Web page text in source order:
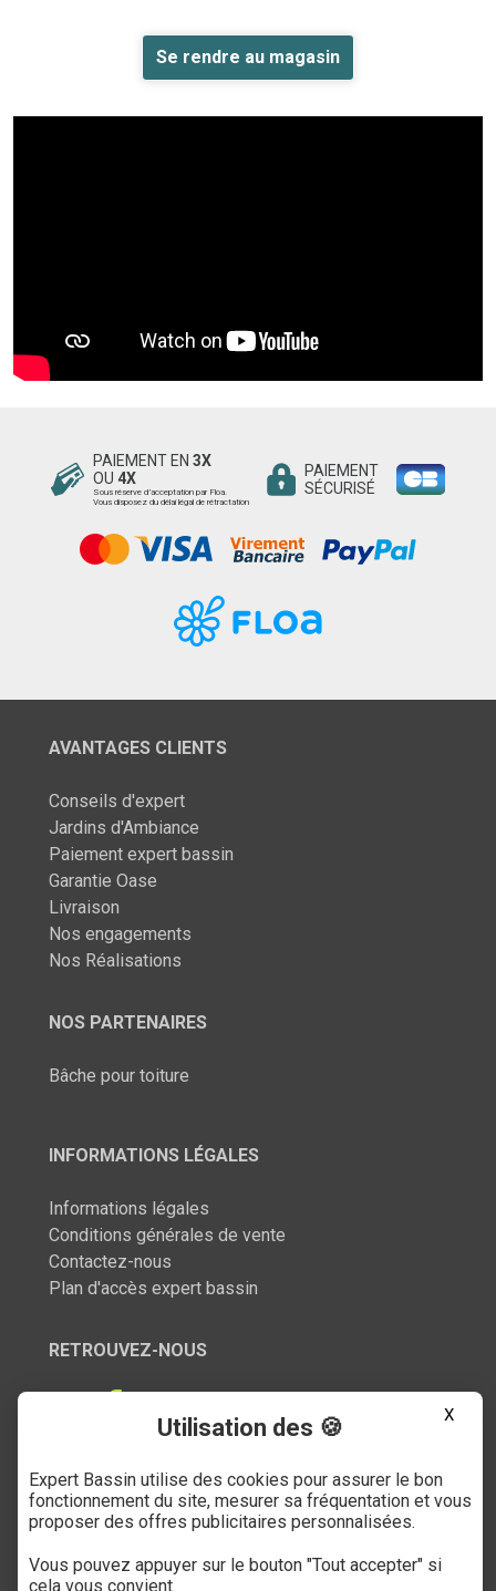
Se rendre au magasin
PAIEMENT EN 3X
OU 4X
Sous réserve d’acceptation par Floa.
Vous disposez du délai légal de rétractation
PAIEMENT
SÉCURISÉ
AVANTAGES CLIENTS
Conseils d'expert
Jardins d'Ambiance
Paiement expert bassin
Garantie Oase
Livraison
Nos engagements
Nos Réalisations
NOS PARTENAIRES
Bâche pour toiture
INFORMATIONS LÉGALES
Informations légales
Conditions générales de vente
Contactez-nous
Plan d'accès expert bassin
RETROUVEZ-NOUS
SERVICE CLIENT
03 27 89 21 52
Du mardi au samedi
X
Utilisation des 🍪
Expert Bassin utilise des cookies pour assurer le bon
fonctionnement du site, mesurer sa fréquentation et vous
proposer des offres publicitaires personnalisées.
Vous pouvez appuyer sur le bouton "Tout accepter" si
cela vous convient.